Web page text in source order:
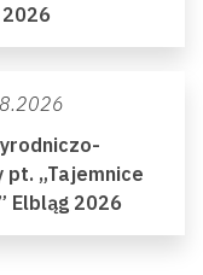
pt. „Tajemnice
Elbląg 2026